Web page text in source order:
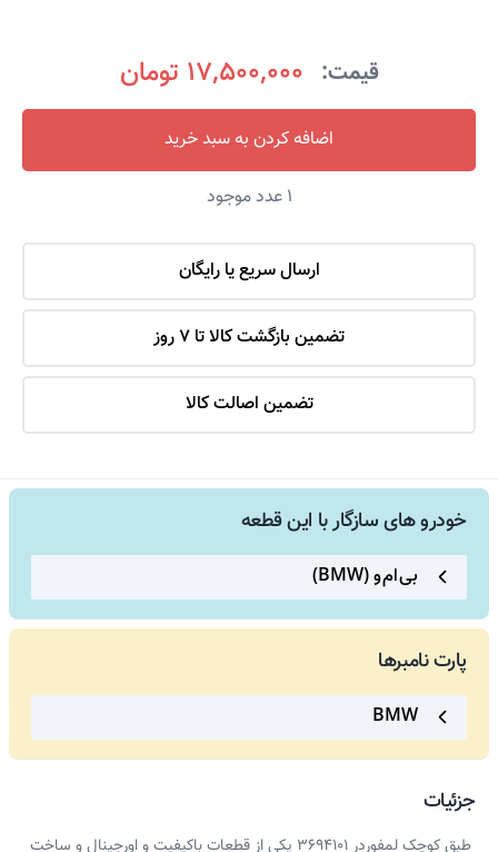
قیمت: 17,500,000 تومان
اضافه کردن به سبد خرید
1 عدد موجود
ارسال سریع یا رایگان
تضمین بازگشت کالا تا 7 روز
تضمین اصالت کالا
خودرو های سازگار با این قطعه
بی ام و (BMW)
پارت نامبرها
BMW
جزئیات
طبق کوچک لمفوردر 3694101 یکی از قطعات باکیفیت و اورجینال و ساخت